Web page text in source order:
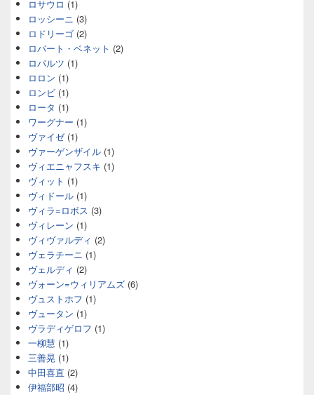
ロサウロ (1)
ロッシーニ (3)
ロドリーゴ (2)
ロバート・ベネット (2)
ロパルツ (1)
ロロン (1)
ロンビ (1)
ロータ (1)
ワーグナー (1)
ヴァイゼ(1)
ヴァーゲンザイル (1)
ヴィエニャフスキ (1)
ヴィット (1)
ヴィドール (1)
ヴィラ=ロボス (3)
ヴィレーン (1)
ヴィヴァルディ (2)
ヴェラチーニ (1)
ヴェルディ (2)
ヴォーン=ウィリアムズ (6)
ヴュストホフ (1)
ヴュータン (1)
ヴラディゲロフ (1)
一柳慧 (1)
三善晃 (1)
中田喜直 (2)
伊福部昭 (4)